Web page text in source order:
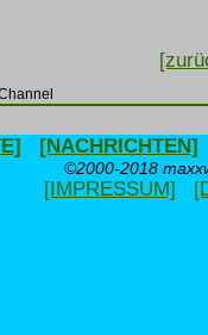
[NACHRICHTEN]
©2000-2018
[IMPRESSUM]